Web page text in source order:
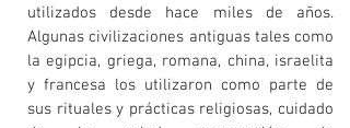
utilizados desde hace miles de años.
Algunas civilizaciones antiguas tales como
la egipcia, griega, romana, china, israelita
y francesa los utilizaron como parte de
sus rituales y prácticas religiosas, cuidado